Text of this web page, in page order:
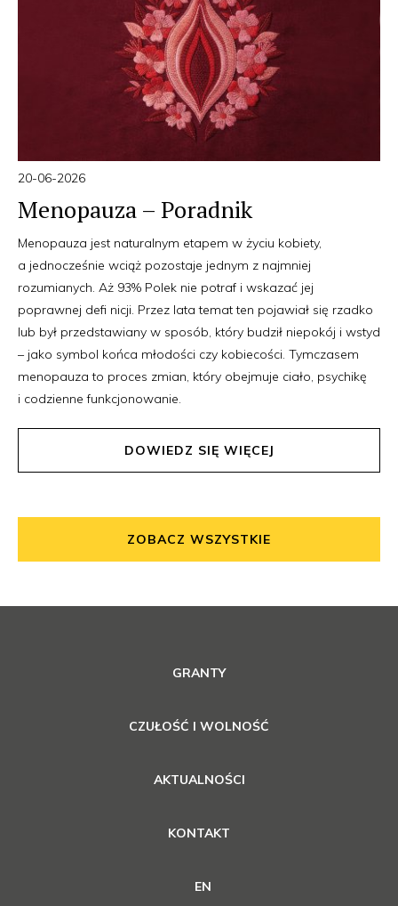
20-06-2026
Menopauza – Poradnik
Menopauza jest naturalnym etapem w życiu kobiety,
a jednocześnie wciąż pozostaje jednym z najmniej
rozumianych. Aż 93% Polek nie potraf i wskazać jej
poprawnej defi nicji. Przez lata temat ten pojawiał się rzadko
lub był przedstawiany w sposób, który budził niepokój i wstyd
– jako symbol końca młodości czy kobiecości. Tymczasem
menopauza to proces zmian, który obejmuje ciało, psychikę
i codzienne funkcjonowanie.
DOWIEDZ SIĘ WIĘCEJ
ZOBACZ WSZYSTKIE
GRANTY
CZUŁOŚĆ I WOLNOŚĆ
AKTUALNOŚCI
KONTAKT
EN